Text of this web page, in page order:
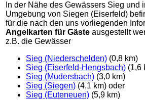
In der Nähe des Gewässers Sieg und
Umgebung von Siegen (Eiserfeld)
für die nach den uns vorliegenden
Angelkarten für Gäste ausgestellt
z.B. die Gewässer
Sieg (Niederschelden) (0,8 km)
Sieg (Eiserfeld-Hengsbach) (1,6
Sieg (Mudersbach) (3,0 km)
Sieg (Siegen) (4,1 km) oder
Sieg (Euteneuen) (5,9 km)